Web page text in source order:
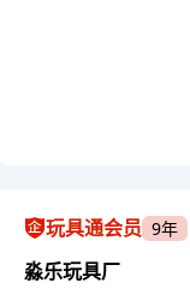
玩具通会员 9年
淼乐玩具厂